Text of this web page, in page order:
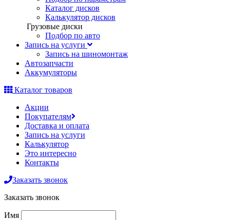
Каталог дисков
Калькулятор дисков
Грузовые диски
Подбор по авто
Запись на услуги
Запись на шиномонтаж
Автозапчасти
Аккумуляторы
Каталог товаров
Акции
Покупателям
Доставка и оплата
Запись на услуги
Калькулятор
Это интересно
Контакты
Заказать звонок
Заказать звонок
Имя